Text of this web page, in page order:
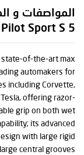
Pilot Sport S 5
state-of-the-art max
automakers for
including Corvette,
offering razor-
grip on both wet
its advanced
with large rigid
central grooves